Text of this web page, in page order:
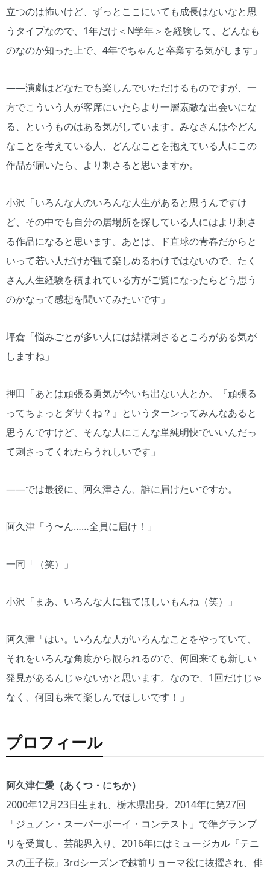
立つのは怖いけど、ずっとここにいても成長はないなと思
うタイプなので、1年だけ＜N学年＞を経験して、どんなも
のなのか知った上で、4年でちゃんと卒業する気がします」
――演劇はどなたでも楽しんでいただけるものですが、一
方でこういう人が客席にいたらより一層素敵な出会いにな
る、というものはある気がしています。みなさんは今どん
なことを考えている人、どんなことを抱えている人にこの
作品が届いたら、より刺さると思いますか。
小沢「いろんな人のいろんな人生があると思うんですけ
ど、その中でも自分の居場所を探している人にはより刺さ
る作品になると思います。あとは、ド直球の青春だからと
いって若い人だけが観て楽しめるわけではないので、たく
さん人生経験を積まれている方がご覧になったらどう思う
のかなって感想を聞いてみたいです」
坪倉「悩みごとが多い人には結構刺さるところがある気が
しますね」
押田「あとは頑張る勇気が今いち出ない人とか。『頑張る
ってちょっとダサくね？』というターンってみんなあると
思うんですけど、そんな人にこんな単純明快でいいんだっ
て刺さってくれたらうれしいです」
――では最後に、阿久津さん、誰に届けたいですか。
阿久津「う〜ん……全員に届け！」
一同「（笑）」
小沢「まあ、いろんな人に観てほしいもんね（笑）」
阿久津「はい。いろんな人がいろんなことをやっていて、
それをいろんな角度から観られるので、何回来ても新しい
発見があるんじゃないかと思います。なので、1回だけじゃ
なく、何回も来て楽しんでほしいです！」
プロフィール
阿久津仁愛（あくつ・にちか）
2000年12月23日生まれ、栃木県出身。2014年に第27回
「ジュノン・スーパーボーイ・コンテスト」で準グランプ
リを受賞し、芸能界入り。2016年にはミュージカル『テニ
スの王子様』3rdシーズンで越前リョーマ役に抜擢され、俳